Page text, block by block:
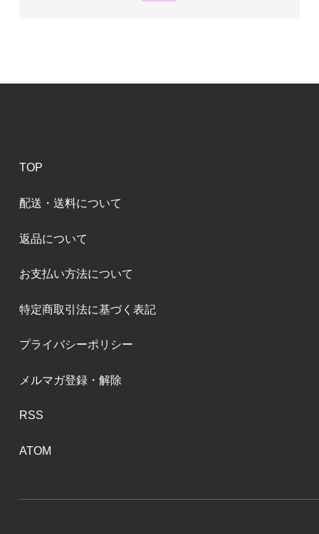
TOP
配送・送料について
返品について
お支払い方法について
特定商取引法に基づく表記
プライバシーポリシー
メルマガ登録・解除
RSS
ATOM